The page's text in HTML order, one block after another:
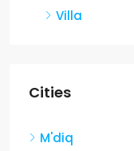
Villa
Cities
M'diq